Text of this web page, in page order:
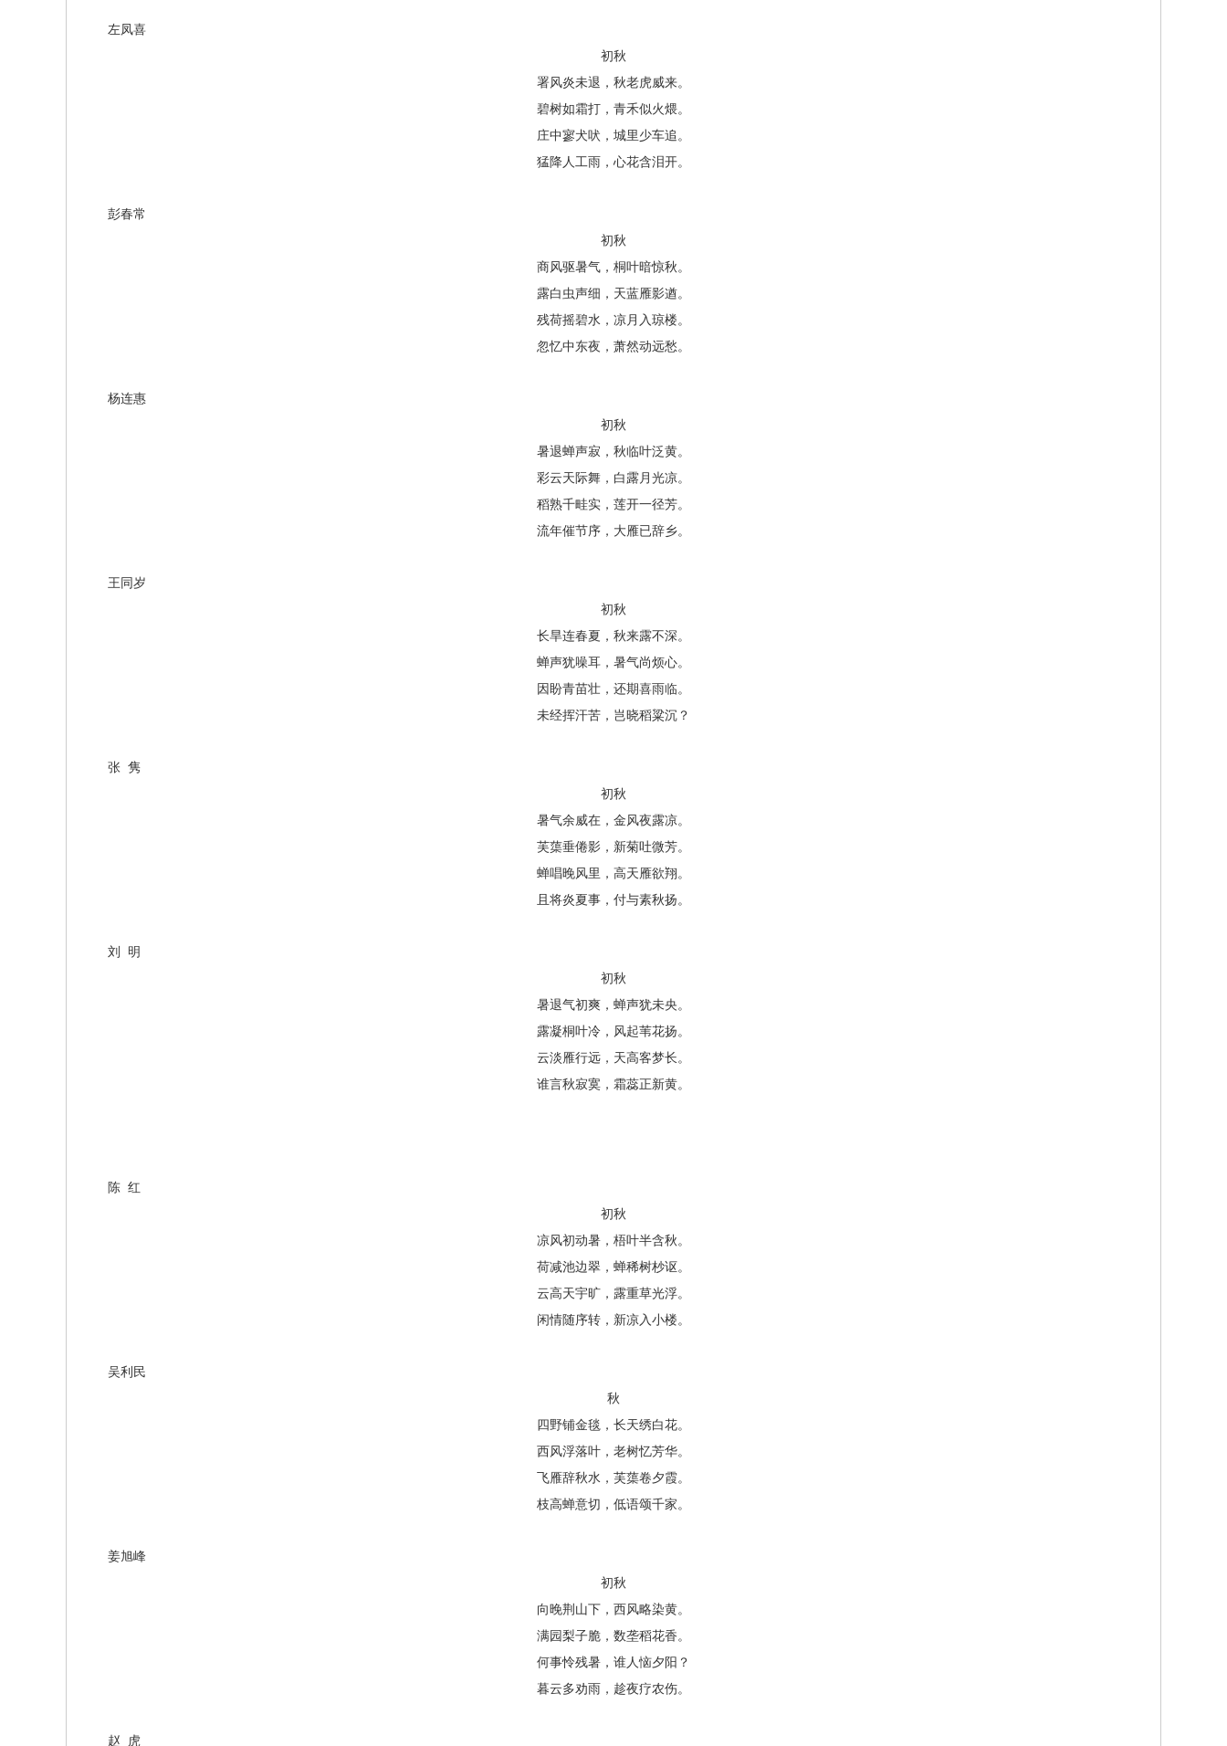
左凤喜
初秋
署风炎未退，秋老虎威来。
碧树如霜打，青禾似火煨。
庄中寥犬吠，城里少车追。
猛降人工雨，心花含泪开。
彭春常
初秋
商风驱暑气，桐叶暗惊秋。
露白虫声细，天蓝雁影遒。
残荷摇碧水，凉月入琼楼。
忽忆中东夜，萧然动远愁。
杨连惠
初秋
暑退蝉声寂，秋临叶泛黄。
彩云天际舞，白露月光凉。
稻熟千畦实，莲开一径芳。
流年催节序，大雁已辞乡。
王同岁
初秋
长旱连春夏，秋来露不深。
蝉声犹噪耳，暑气尚烦心。
因盼青苗壮，还期喜雨临。
未经挥汗苦，岂晓稻粱沉？
张 隽
初秋
暑气余威在，金风夜露凉。
芙蕖垂倦影，新菊吐微芳。
蝉唱晚风里，高天雁欲翔。
且将炎夏事，付与素秋扬。
刘
明
初秋
暑退气初爽，蝉声犹未央。
露凝桐叶冷，风起苇花扬。
云淡雁行远，天高客梦长。
谁言秋寂寞，霜蕊正新黄。
陈 红
初秋
凉风初动暑，梧叶半含秋。
荷减池边翠，蝉稀树杪讴。
云高天宇旷，露重草光浮。
闲情随序转，新凉入小楼。
吴利民
秋
四野铺金毯，长天绣白花。
西风浮落叶，老树忆芳华。
飞雁辞秋水，芙蕖卷夕霞。
枝高蝉意切，低语颂千家。
姜旭峰
初秋
向晚荆山下，西风略染黄。
满园梨子脆，数垄稻花香。
何事怜残暑，谁人恼夕阳？
暮云多劝雨，趁夜疗农伤。
赵 虎